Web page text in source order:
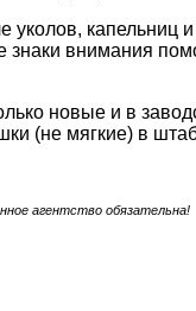
уколов, капельниц
внимания
новые и в
(не мягкие) в
агентство обязательна!